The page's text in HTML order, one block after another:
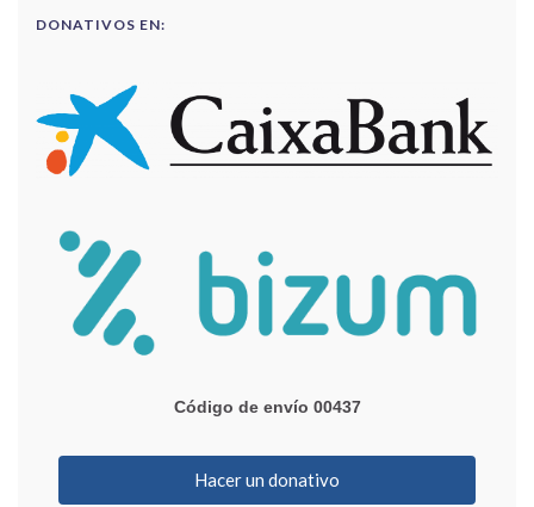
DONATIVOS EN:
Código de envío 00437
Hacer un donativo